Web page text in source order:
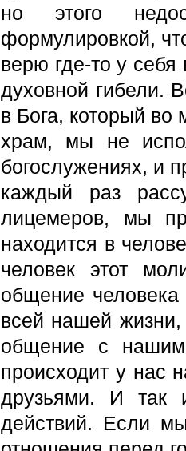
но этого
формулировкой,
верю где-то у
духовной гибели.
в Бога, который
храм, мы не
богослужениях, и
каждый раз
лицемеров, мы
находится в
человек этот
общение
всей нашей
общение с
происходит у нас
друзьями. И так
действий. Если